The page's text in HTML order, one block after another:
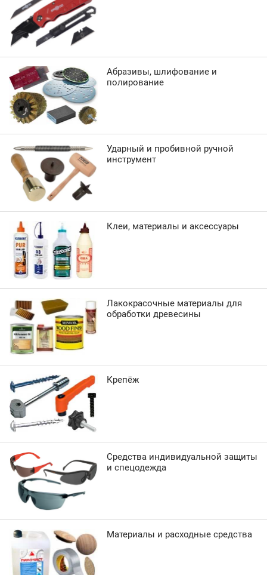
Абразивы, шлифование и
полирование
Ударный и пробивной ручной
инструмент
Клеи, материалы и аксессуары
Лакокрасочные материалы для
обработки древесины
Крепёж
Средства индивидуальной защиты
и спецодежда
Материалы и расходные средства